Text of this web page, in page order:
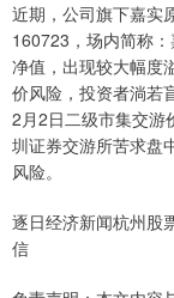
近期，公司旗下嘉实
160723，场内简称
净值，出现较大幅度
价风险，投资者淌若
2月2日二级市集交游
圳证券交游所苦求盘
风险。
逐日经济新闻杭州股
信